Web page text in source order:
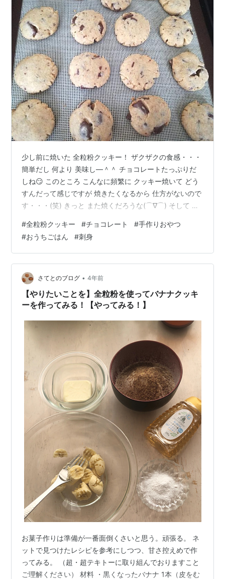
少し前に焼いた 全粒粉クッキー！ ザクザクの食感・・・
簡単だし 何より 美味し―＾＾ チョコレートたっぷりだ
しね😏 このところ こんなに頻繁に クッキー焼いて どう
すんだって感じですが 焼きたくなるから 仕方がないので
す・・・(笑) きっと また焼くだろうな(⌒∇⌒) そして こ
#全粒粉クッキー #チョコレート #手作りおやつ
#おうちごはん #刺身
さてとのブログ • 4年前
【やりたいことを】全粒粉を使ってバナナクッキ
ーを作ってみる！【やってみる！】
お菓子作りは準備が一番面倒くさいと思う。頑張る。 ネ
ットで見つけたレシピを参考にしつつ、甘さ控えめで作
ってみる。 （超・超テキトーに取り組んでおりますこと
ご理解ください） 材料 ・黒くなったバナナ 1本（皮をむ